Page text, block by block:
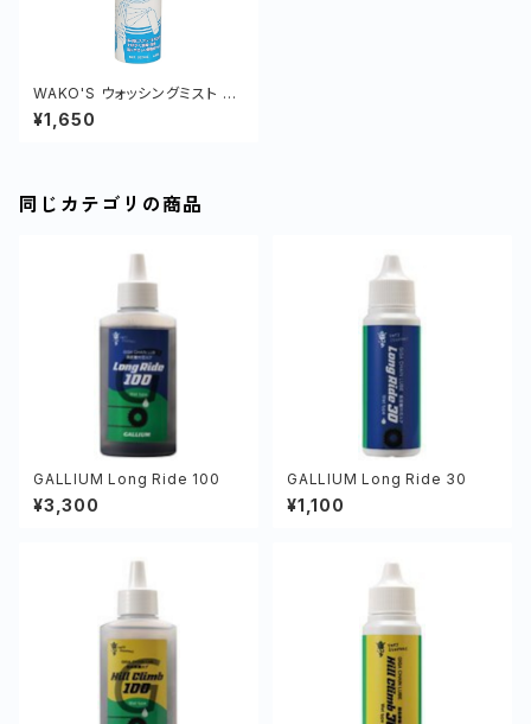
WAKO'S ウォッシングミスト 32
0ml
¥1,650
同じカテゴリの商品
GALLIUM Long Ride 100
¥3,300
GALLIUM Long Ride 30
¥1,100